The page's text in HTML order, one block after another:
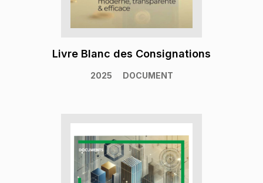
Livre Blanc des Consignations
2025 DOCUMENT